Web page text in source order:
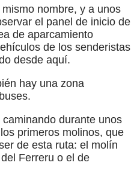
nombre, y a unos
el panel de inicio de
de aparcamiento
de los senderistas
desde aquí.
hay una zona
durante unos
primeros molinos, que
de esta ruta: el molín
Ferreru o el de